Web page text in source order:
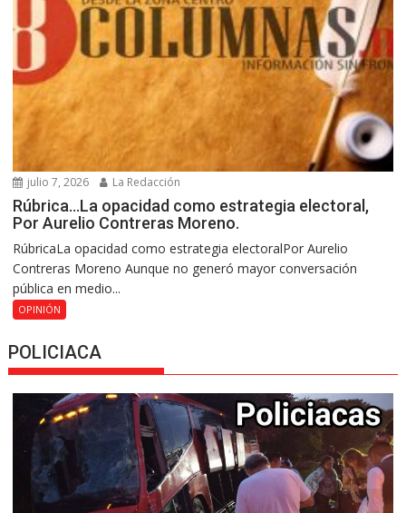
julio 7, 2026 La Redacción
Rúbrica…La opacidad como estrategia electoral,
Por Aurelio Contreras Moreno.
RúbricaLa opacidad como estrategia electoralPor Aurelio
Contreras Moreno Aunque no generó mayor conversación
pública en medio...
OPINIÓN
POLICIACA